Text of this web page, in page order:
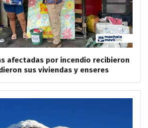
afectadas por incendio recibieron
sus viviendas y enseres